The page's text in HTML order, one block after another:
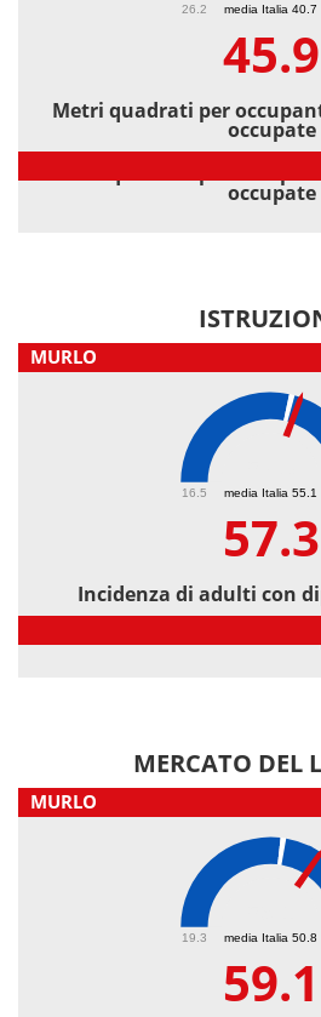
media Italia 40.7
26.2
45.9
Metri quadrati per
occupate
occupate
MURLO
media Italia 55.1
16.5
57.3
Incidenza di adulti con
MERCATO DEL
MURLO
media Italia 50.8
19.3
59.1